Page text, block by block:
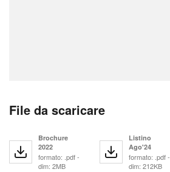
File da scaricare
Brochure
2022
formato: .pdf -
dim: 2MB
Listino
Ago'24
formato: .pdf -
dim: 212KB